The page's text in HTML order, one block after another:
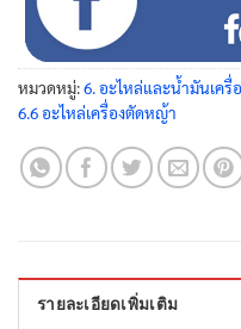
หมวดหมู่:6. อะไหล่และน้ำมันเครื่
6.6 อะไหล่เครื่องตัดหญ้า
รายละเอียดเพิ่มเติม